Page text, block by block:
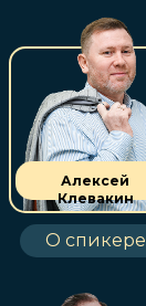
Алексей
Клевакин
О спикере